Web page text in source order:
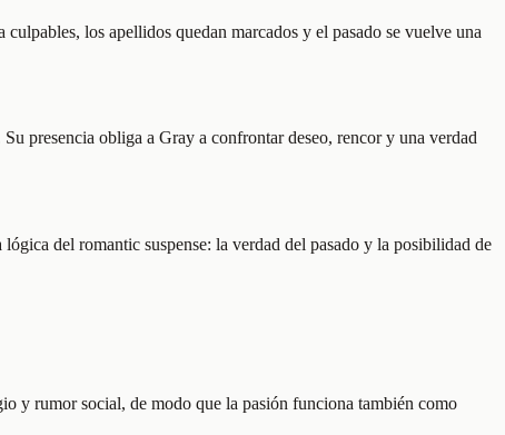
los apellidos quedan marcados y el pasado se vuelve una
presencia obliga a Gray a confrontar deseo, rencor y una verdad
del romantic suspense: la verdad del pasado y la posibilidad de
y rumor social, de modo que la pasión funciona también como